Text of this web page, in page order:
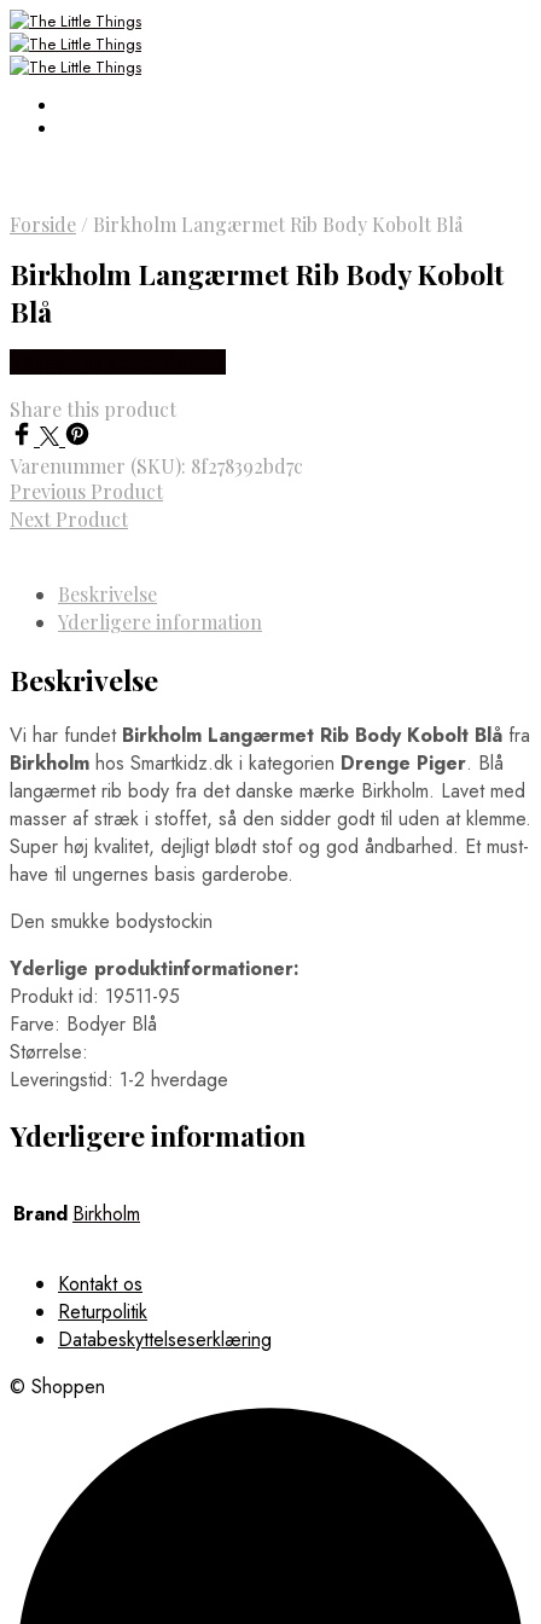
Forside / Birkholm Langærmet Rib Body Kobolt Blå
Birkholm Langærmet Rib Body Kobolt
Blå
Share this product
Varenummer (SKU): 8f278392bd7c
Previous Product
Next Product
Beskrivelse
Yderligere information
Beskrivelse
Vi har fundet Birkholm Langærmet Rib Body Kobolt Blå fra
Birkholm hos Smartkidz.dk i kategorien Drenge Piger. Blå
langærmet rib body fra det danske mærke Birkholm. Lavet med
masser af stræk i stoffet, så den sidder godt til uden at klemme.
Super høj kvalitet, dejligt blødt stof og god åndbarhed. Et must-
have til ungernes basis garderobe.
Den smukke bodystockin
Yderlige produktinformationer:
Produkt id: 19511-95
Farve: Bodyer Blå
Størrelse:
Leveringstid: 1-2 hverdage
Yderligere information
Brand Birkholm
Kontakt os
Returpolitik
Databeskyttelseserklæring
© Shoppen